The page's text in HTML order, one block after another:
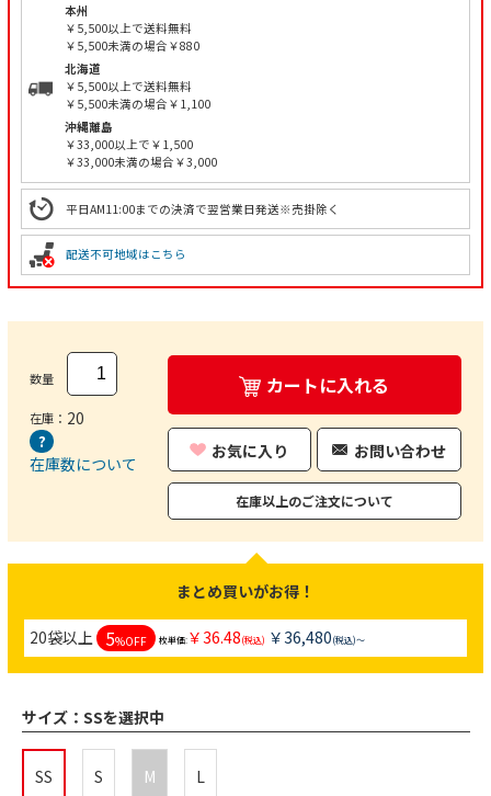
本州
￥5,500以上で送料無料
￥5,500未満の場合￥880
北海道
￥5,500以上で送料無料
￥5,500未満の場合￥1,100
沖縄離島
￥33,000以上で￥1,500
￥33,000未満の場合￥3,000
平日AM11:00までの決済で翌営業日発送※売掛除く
配送不可地域はこちら
数量
在庫： 20
在庫数について
カートに入れる
お気に入り お問い合わせ
在庫以上のご注文について
まとめ買いがお得！
20袋以上 5%OFF 枚単価:￥36.48(税込) ￥36,480(税込)～
サイズ： SSを選択中
SS S M L